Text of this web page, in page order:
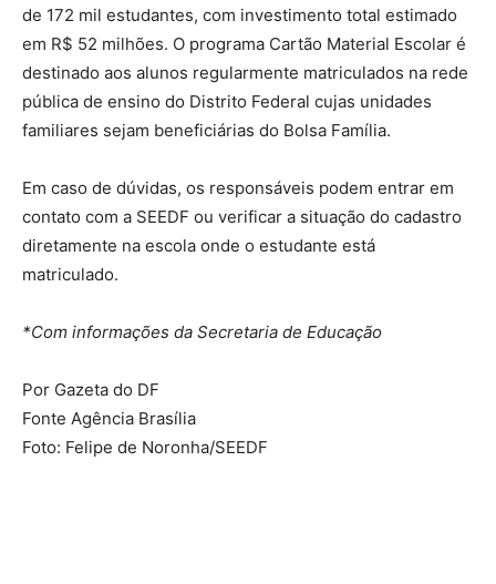
de 172 mil estudantes, com investimento total estimado
em R$ 52 milhões. O programa Cartão Material Escolar é
destinado aos alunos regularmente matriculados na rede
pública de ensino do Distrito Federal cujas unidades
familiares sejam beneficiárias do Bolsa Família.
Em caso de dúvidas, os responsáveis podem entrar em
contato com a SEEDF ou verificar a situação do cadastro
diretamente na escola onde o estudante está
matriculado.
*Com informações da Secretaria de Educação
Por Gazeta do DF
Fonte Agência Brasília
Foto: Felipe de Noronha/SEEDF